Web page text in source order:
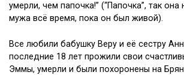
умерли, чем папочка!” (“Папочка”, так она
мужа всё время, пока он был живой).
Все любили бабушку Веру и её сестру
последние 18 лет прожили свои
Эммы, умерли и были похоронены на